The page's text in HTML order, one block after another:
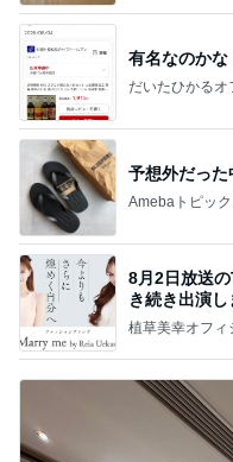
有名なのかな
だいたひかるオ
予想外だっ
Amebaトピック
8月2日放送
き続き出演し
植草美幸オフ